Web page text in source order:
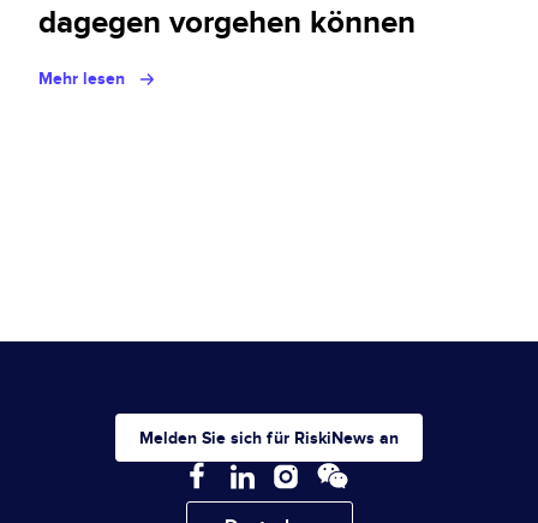
dagegen vorgehen können
Mehr lesen
Melden Sie sich für RiskiNews an